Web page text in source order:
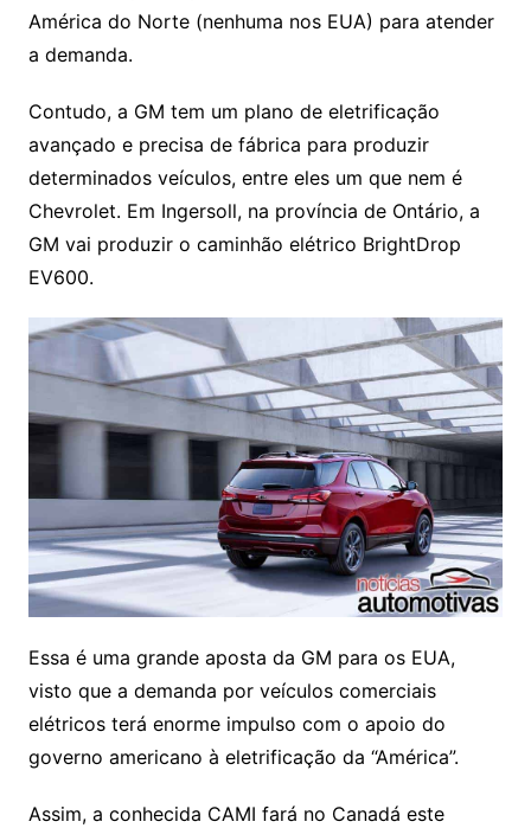
América do Norte (nenhuma nos EUA) para atender
a demanda.
Contudo, a GM tem um plano de eletrificação
avançado e precisa de fábrica para produzir
determinados veículos, entre eles um que nem é
Chevrolet. Em Ingersoll, na província de Ontário, a
GM vai produzir o caminhão elétrico BrightDrop
EV600.
Essa é uma grande aposta da GM para os EUA,
visto que a demanda por veículos comerciais
elétricos terá enorme impulso com o apoio do
governo americano à eletrificação da “América”.
Assim, a conhecida CAMI fará no Canadá este